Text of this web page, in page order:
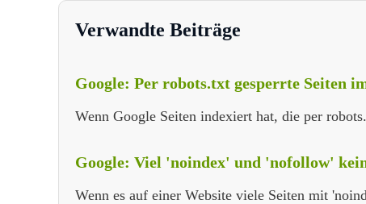
Verwandte Beiträge
Google: Per robots.txt gesperrte Seiten
Wenn Google Seiten indexiert hat, die per
Google: Viel 'noindex' und 'nofollow'
Wenn es auf einer Website viele Seiten mit